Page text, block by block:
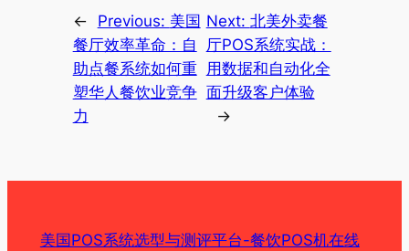
← Previous: 美国
餐厅效率革命：自
助点餐系统如何重
塑华人餐饮业竞争
力
Next: 北美外卖餐
厅POS系统实战：
用数据和自动化全
面升级客户体验
→
美国POS系统选型与测评平台-餐饮POS机在线